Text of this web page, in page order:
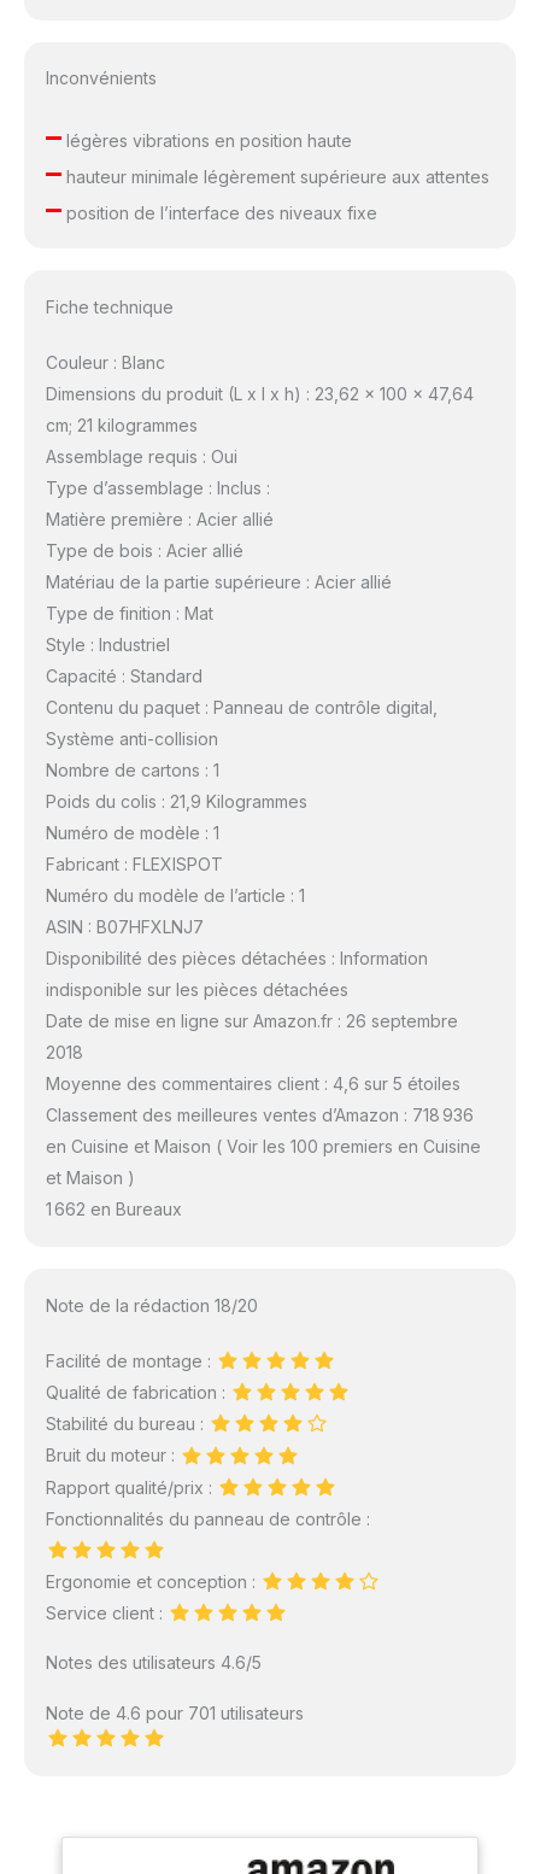
Inconvénients
–légères vibrations en position haute
–hauteur minimale légèrement supérieure aux attentes
–position de l’interface des niveaux fixe
Fiche technique
Couleur : Blanc
Dimensions du produit (L x l x h) : 23,62 x 100 x 47,64
cm; 21 kilogrammes
Assemblage requis : Oui
Type d’assemblage : Inclus :
Matière première : Acier allié
Type de bois : Acier allié
Matériau de la partie supérieure : Acier allié
Type de finition : Mat
Style : Industriel
Capacité : Standard
Contenu du paquet : Panneau de contrôle digital,
Système anti-collision
Nombre de cartons : 1
Poids du colis : 21,9 Kilogrammes
Numéro de modèle : 1
Fabricant : FLEXISPOT
Numéro du modèle de l’article : 1
ASIN : B07HFXLNJ7
Disponibilité des pièces détachées : Information
indisponible sur les pièces détachées
Date de mise en ligne sur Amazon.fr : 26 septembre
2018
Moyenne des commentaires client : 4,6 sur 5 étoiles
Classement des meilleures ventes d’Amazon : 718 936
en Cuisine et Maison ( Voir les 100 premiers en Cuisine
et Maison )
1 662 en Bureaux
Note de la rédaction 18/20
Facilité de montage :
Qualité de fabrication :
Stabilité du bureau :
Bruit du moteur :
Rapport qualité/prix :
Fonctionnalités du panneau de contrôle :
Ergonomie et conception :
Service client :
Notes des utilisateurs 4.6/5
Note de 4.6 pour 701 utilisateurs